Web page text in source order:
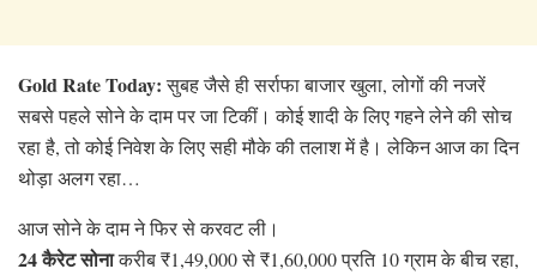
Gold Rate Today:सुबह जैसे ही सर्राफा बाजार खुला, लोगों की नजरें
सबसे पहले सोने के दाम पर जा टिकीं। कोई शादी के लिए गहने लेने की सोच
रहा है, तो कोई निवेश के लिए सही मौके की तलाश में है। लेकिन आज का दिन
थोड़ा अलग रहा…
आज सोने के दाम ने फिर से करवट ली।
24 कैरेट सोनाकरीब ₹1,49,000 से ₹1,60,000 प्रति 10 ग्राम के बीच रहा,